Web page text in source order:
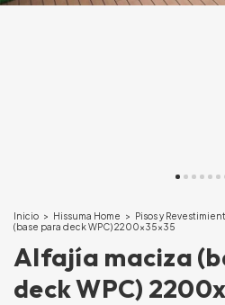
Inicio > Hissuma Home > Pisos y
(base para deck WPC) 2200x35x35
Alfajía maciza
deck WPC)